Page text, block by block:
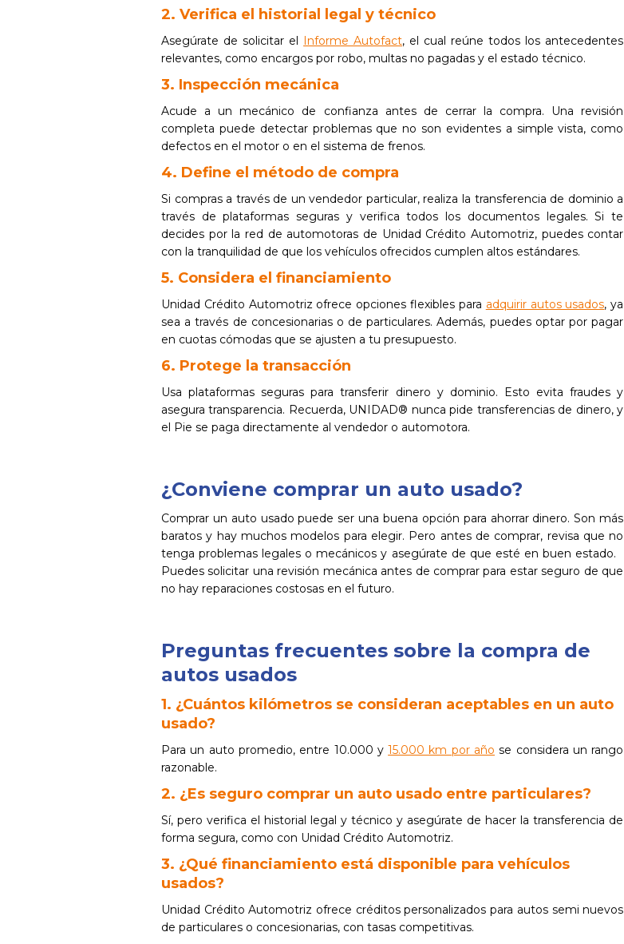
2. Verifica el historial legal y técnico
Asegúrate de solicitar el Informe Autofact, el cual reúne todos los antecedentes
relevantes, como encargos por robo, multas no pagadas y el estado técnico.
3. Inspección mecánica
Acude a un mecánico de confianza antes de cerrar la compra. Una revisión
completa puede detectar problemas que no son evidentes a simple vista, como
defectos en el motor o en el sistema de frenos.
4. Define el método de compra
Si compras a través de un vendedor particular, realiza la transferencia de dominio a
través de plataformas seguras y verifica todos los documentos legales. Si te
decides por la red de automotoras de Unidad Crédito Automotriz, puedes contar
con la tranquilidad de que los vehículos ofrecidos cumplen altos estándares.
5. Considera el financiamiento
Unidad Crédito Automotriz ofrece opciones flexibles para adquirir autos usados, ya
sea a través de concesionarias o de particulares. Además, puedes optar por pagar
en cuotas cómodas que se ajusten a tu presupuesto.
6. Protege la transacción
Usa plataformas seguras para transferir dinero y dominio. Esto evita fraudes y
asegura transparencia. Recuerda, UNIDAD® nunca pide transferencias de dinero, y
el Pie se paga directamente al vendedor o automotora.
¿Conviene comprar un auto usado?
Comprar un auto usado puede ser una buena opción para ahorrar dinero. Son más
baratos y hay muchos modelos para elegir. Pero antes de comprar, revisa que no
tenga problemas legales o mecánicos y asegúrate de que esté en buen estado.
Puedes solicitar una revisión mecánica antes de comprar para estar seguro de que
no hay reparaciones costosas en el futuro.
Preguntas frecuentes sobre la compra de
autos usados
1. ¿Cuántos kilómetros se consideran aceptables en un auto
usado?
Para un auto promedio, entre 10.000 y15.000 km por año se considera un rango
razonable.
2. ¿Es seguro comprar un auto usado entre particulares?
Sí, pero verifica el historial legal y técnico y asegúrate de hacer la transferencia de
forma segura, como con Unidad Crédito Automotriz.
3. ¿Qué financiamiento está disponible para vehículos
usados?
Unidad Crédito Automotriz ofrece créditos personalizados para autos semi nuevos
de particulares o concesionarias, con tasas competitivas.